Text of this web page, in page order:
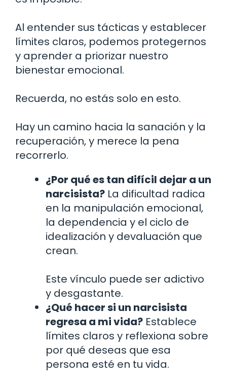
Al entender sus tácticas y establecer
límites claros, podemos protegernos
y aprender a priorizar nuestro
bienestar emocional.
Recuerda, no estás solo en esto.
Hay un camino hacia la sanación y la
recuperación, y merece la pena
recorrerlo.
¿Por qué es tan difícil dejar a un
narcisista? La dificultad radica
en la manipulación emocional,
la dependencia y el ciclo de
idealización y devaluación que
crean.
Este vínculo puede ser adictivo
y desgastante.
¿Qué hacer si un narcisista
regresa a mi vida? Establece
límites claros y reflexiona sobre
por qué deseas que esa
persona esté en tu vida.